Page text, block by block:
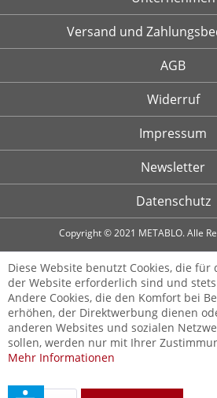
Versand und
AGB
Widerruf
Impressum
Newsletter
Datenschutz
Copyright © 2021 METABLO. Alle
Diese Website benutzt Cookies, die
der Website erforderlich sind und
Andere Cookies, die den Komfort bei
erhöhen, der Direktwerbung dienen
anderen Websites und sozialen
sollen, werden nur mit Ihrer
Mehr Informationen